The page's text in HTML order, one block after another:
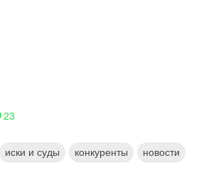
23
иски и суды конкуренты новости